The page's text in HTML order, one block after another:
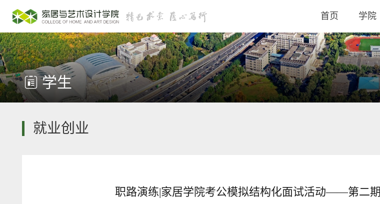
首页 学院
学生
就业创业
职路演练|家居学院考公模拟结构化面试活动——第二期